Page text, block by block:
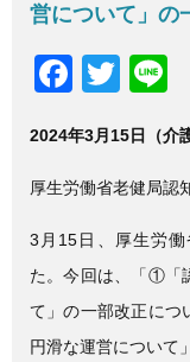
営について」の
F
c
e
b
o
o
k
T
tt
er
e
2024年3月15日（介
厚生労働省老健局認
3月15日、厚生労
た。今回は、「①「
て」の一部改正に
円滑な運営について